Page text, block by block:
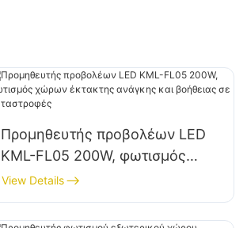
Προμηθευτής προβολέων LED
KML-FL05 200W, φωτισμός
χώρων έκτακτης ανάγκης και
βοήθειας σε καταστροφές
View Details